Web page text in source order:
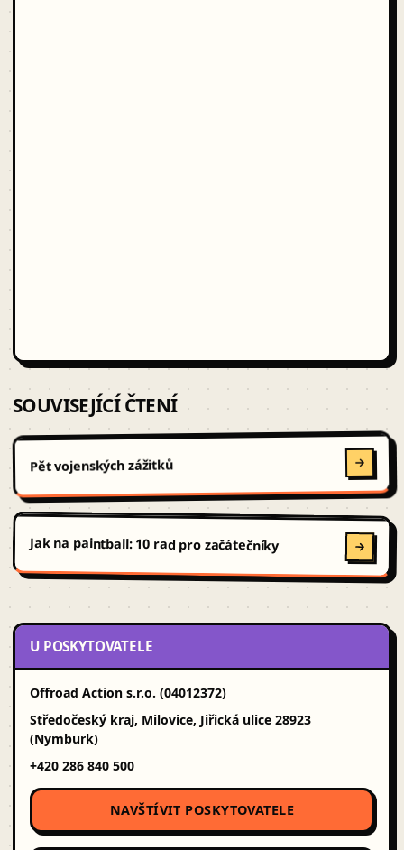
SOUVISEJÍCÍ ČTENÍ
Pět vojenských zážitků
Jak na paintball: 10 rad pro začátečníky
U POSKYTOVATELE
Offroad Action s.r.o. (04012372)
Středočeský kraj, Milovice, Jiřická ulice 28923
(Nymburk)
+420 286 840 500
NAVŠTÍVIT POSKYTOVATELE